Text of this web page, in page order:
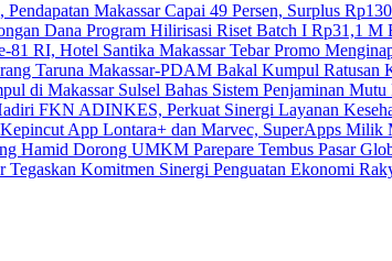
Makassar Capai 49 Persen, Surplus
Dana Program Hilirisasi Riset Batch I Rp31,1 M
81 RI, Hotel Santika Makassar Tebar Promo
Taruna Makassar-PDAM Bakal Kumpul Ratusan
di Makassar Sulsel Bahas Sistem Penjaminan Mutu
FKN ADINKES, Perkuat Sinergi Layanan
App Lontara+ dan Marvec, SuperApps Milik
Hamid Dorong UMKM Parepare Tembus Pasar
Tegaskan Komitmen Sinergi Penguatan Ekonomi